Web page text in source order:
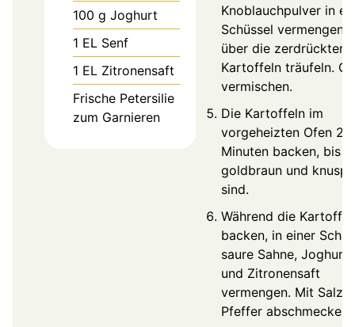
100 g Joghurt
1 EL Senf
1 EL Zitronensaft
Frische Petersilie
zum Garnieren
Knoblauchpulver in
Schüssel vermengen
über die zerdrückten
Kartoffeln träufeln.
vermischen.
Die Kartoffeln im
vorgeheizten Ofen
Minuten backen, bis
goldbraun und
sind.
Während die
backen, in einer
saure Sahne,
und Zitronensaft
vermengen. Mit Salz
Pfeffer abschmecken.